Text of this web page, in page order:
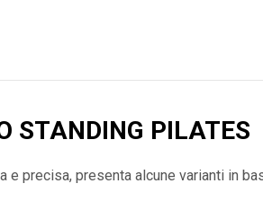
STANDING PILATES
e precisa, presenta alcune varianti in